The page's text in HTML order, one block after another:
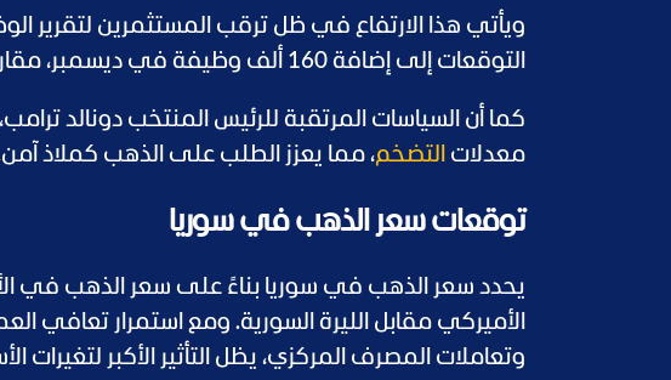
ويأتي هذا الارتفاع في ظل ترقب المستثمرين لتقرير
التوقعات إلى إضافة 160 ألف وظيفة في ديسمبر، مقارنة بـ227 ألف وظيفة خلال نوفمبر.
كما أن السياسات المرتقبة للرئيس المنتخب دونالد
معدلات التضخم، مما يعزز الطلب على الذهب كملاذ
توقعات سعر الذهب في سوريا
يحدد سعر الذهب في سوريا بناءً على سعر الذهب في
الأميركي مقابل الليرة السورية. ومع استمرار تعافي
وتعاملات المصرف المركزي، يظل التأثير الأكبر لتغيرات